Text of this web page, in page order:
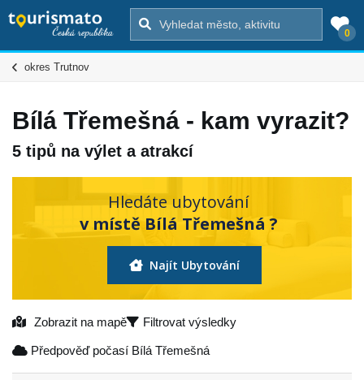
0
okres Trutnov
Bílá Třemešná - kam vyrazit?
5 tipů na výlet a atrakcí
Hledáte ubytování
v místě Bílá Třemešná ?
Najít Ubytování
Zobrazit na mapě Filtrovat výsledky
Předpověď počasí Bílá Třemešná